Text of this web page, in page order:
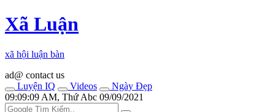
Xã Luận
xã hội luận bàn
ad@ contact us
Luyện IQ
Videos
Ngày Đẹp
09:09:09 AM, Thứ Abc 09/09/2021